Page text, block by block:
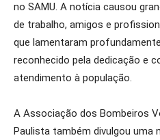
no SAMU. A notícia causou
de trabalho, amigos e
que lamentaram
reconhecido pela dedicação e
atendimento à população.
A Associação dos Bombeiros
Paulista também divulgou uma